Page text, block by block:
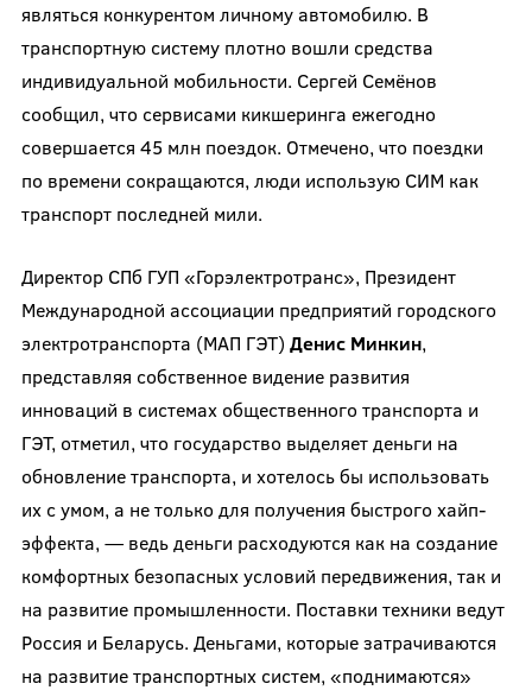
являться конкурентом личному автомобилю. В
транспортную систему плотно вошли средства
индивидуальной мобильности. Сергей Семёнов
сообщил, что сервисами кикшеринга ежегодно
совершается 45 млн поездок. Отмечено, что поездки
по времени сокращаются, люди использую СИМ как
транспорт последней мили.
Директор СПб ГУП «Горэлектротранс», Президент
Международной ассоциации предприятий городского
электротранспорта (МАП ГЭТ) Денис Минкин,
представляя собственное видение развития
инноваций в системах общественного транспорта и
ГЭТ, отметил, что государство выделяет деньги на
обновление транспорта, и хотелось бы использовать
их с умом, а не только для получения быстрого хайп-
эффекта, — ведь деньги расходуются как на создание
комфортных безопасных условий передвижения, так и
на развитие промышленности. Поставки техники ведут
Россия и Беларусь. Деньгами, которые затрачиваются
на развитие транспортных систем, «поднимаются»